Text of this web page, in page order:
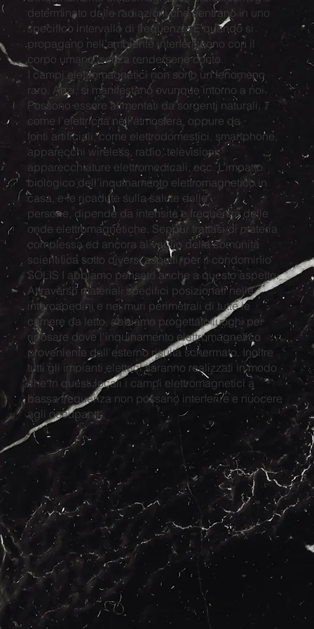
determinato dalle radiazioni che rientrano in uno
specifico intervallo di frequenze. E quando si
propagano nell’ambiente interferiscono con il
corpo umano, senza rendersene conto.
I campi elettromagnetici non sono un fenomeno
raro. Anzi, si manifestano ovunque intorno a noi.
Possono essere alimentati da sorgenti naturali,
come l’elettricità nell’atmosfera, oppure da
fonti artificiali, come elettrodomestici, smartphone,
apparecchi wireless, radio, televisioni,
apparecchiature elettromedicali, ecc. L’impatto
biologico dell’inquinamento elettromagnetico in
casa, e le ricadute sulla salute delle
persone, dipende da intensità e frequenza delle
onde elettromagnetiche. Seppur trattasi di materia
complessa ed ancora al vaglio della comunità
scientifica sotto diversi aspetti, per il condominio
SOLIS I abbiamo pensato anche a questo aspetto.
Attraverso materiali specifici posizionati nelle
intercapedini e nei muri perimetrali di tutte le
camere da letto, abbiamo progettato luoghi per
riposare dove l'inquinamento elettromagnetico
proveniente dall'esterno risulta schermato. Inoltre
tutti gli impianti elettrici saranno realizzati in modo
che in questi locali i campi elettromagnetici a
bassa frequenza non possano interferire e nuocere
agli occupanti.